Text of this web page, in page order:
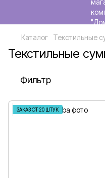
Каталог Текстильные
Текстильные
Фильтр
ЗАКАЗ ОТ 20 ШТУК